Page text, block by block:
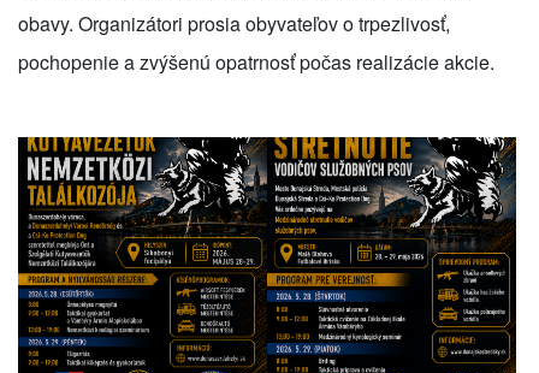
obavy. Organizátori prosia obyvateľov o trpezlivosť,
pochopenie a zvýšenú opatrnosť počas realizácie akcie.